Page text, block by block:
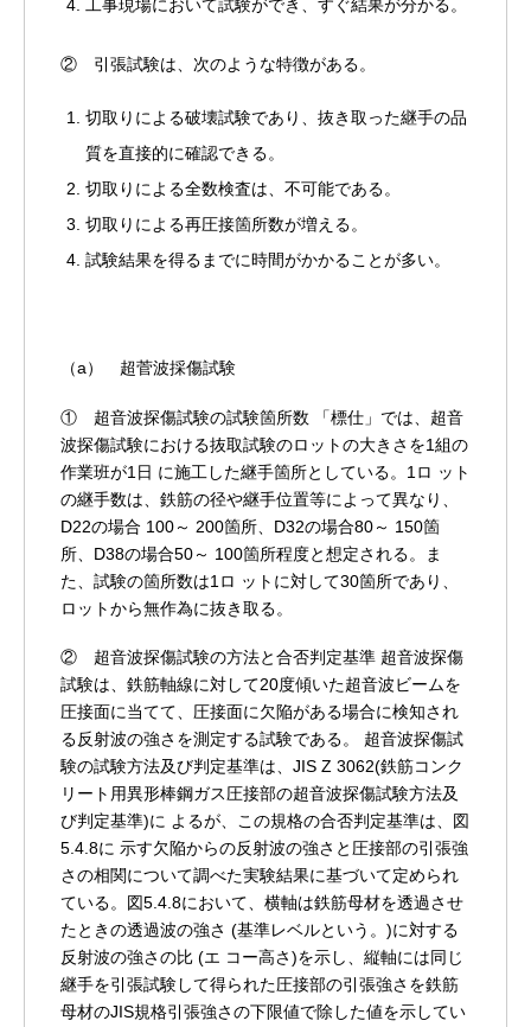
工事現場において試験ができ、すぐ結果が分かる。
② 引張試験は、次のような特徴がある。
切取りによる破壊試験であり、抜き取った継手の品
質を直接的に確認できる。
切取りによる全数検査は、不可能である。
切取りによる再圧接箇所数が増える。
試験結果を得るまでに時間がかかることが多い。
（a） 超菅波採傷試験
① 超音波探傷試験の試験箇所数 「標仕」では、超音
波探傷試験における抜取試験のロットの大きさを1組の
作業班が1日 に施工した継手箇所としている。1ロ ット
の継手数は、鉄筋の径や継手位置等によって異なり、
D22の場合 100～ 200箇所、D32の場合80～ 150箇
所、D38の場合50～ 100箇所程度と想定される。ま
た、試験の箇所数は1ロ ットに対して30箇所であり、
ロットから無作為に抜き取る。
② 超音波探傷試験の方法と合否判定基準 超音波探傷
試験は、鉄筋軸線に対して20度傾いた超音波ビームを
圧接面に当てて、圧接面に欠陥がある場合に検知され
る反射波の強さを測定する試験である。
超音波探傷試
験の試験方法及び判定基準は、JIS Z 3062(鉄筋コンク
リート用異形棒鋼ガス圧接部の超音波探傷試験方法及
び判定基準)に よるが、この規格の合否判定基準は、図
5.4.8に 示す欠陥からの反射波の強さと圧接部の引張強
さの相関について調べた実験結果に基づいて定められ
ている。図5.4.8において、横軸は鉄筋母材を透過させ
たときの透過波の強さ (基準レベルという。)に対する
反射波の強さの比 (エ コー高さ)を示し、縦軸には同じ
継手を引張試験して得られた圧接部の引張強さを鉄筋
母材のJIS規格引張強さの下限値で除した値を示してい